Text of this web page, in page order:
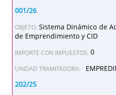
001/26
OBJETO: Sistema Dinámico de
de Emprendimiento y CID
IMPORTE CON IMPUESTOS: 0
UNIDAD TRAMITADORA:
202/25